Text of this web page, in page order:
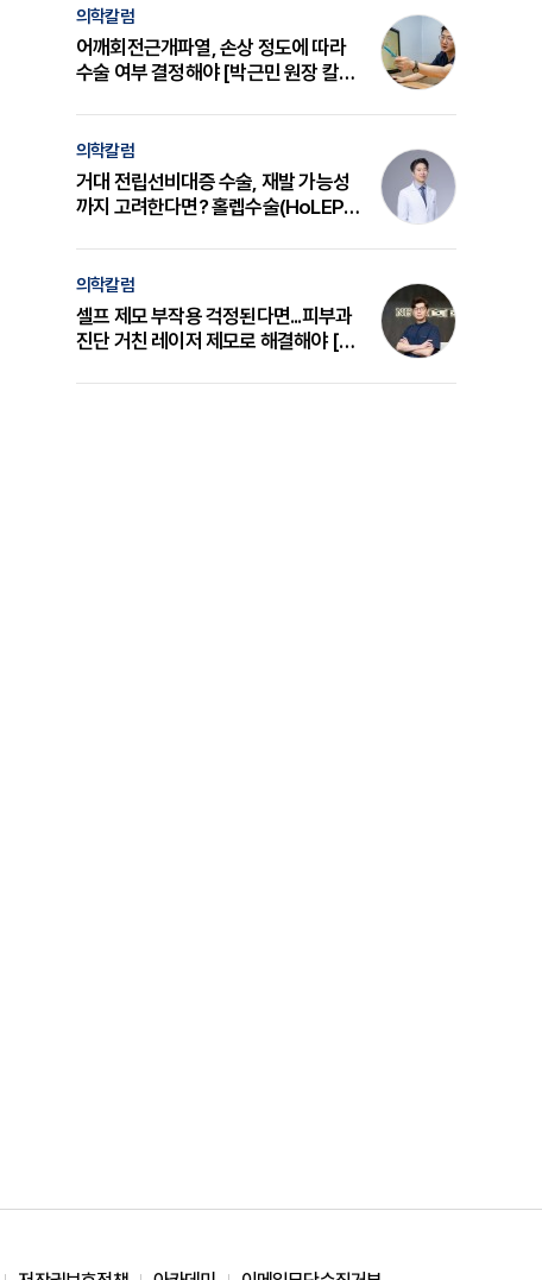
의학칼럼
어깨회전근개파열, 손상 정도에 따라
수술 여부 결정해야 [박근민 원장 칼
의학칼럼
거대 전립선비대증 수술, 재발 가능성
까지 고려한다면? 홀렙수술(HoLEP)
의학칼럼
셀프 제모 부작용 걱정된다면...피부과
진단 거친 레이저 제모로 해결해야 [변